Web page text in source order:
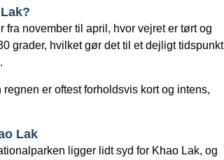
fra november til april, hvor vejret er tørt og
grader, hvilket gør det til et dejligt tidspunkt
er oftest forholdsvis kort og intens,
Lak
ligger lidt syd for Khao Lak, og